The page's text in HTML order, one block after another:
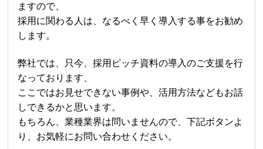
ますので、
採用に関わる人は、なるべく早く導入する事をお勧め
します。
弊社では、只今、採用ピッチ資料の導入のご支援を行
なっております、
ここではお見せできない事例や、活用方法などもお話
しできるかと思います。
もちろん、業種業界は問いませんので、下記ボタンよ
り、お気軽にお問い合わせください。